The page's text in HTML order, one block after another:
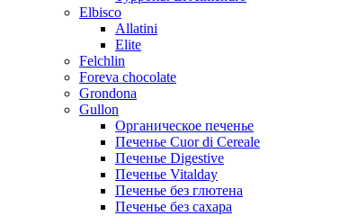
Elbisco
Allatini
Elite
Felchlin
Foreva chocolate
Grondona
Gullon
Органическое печенье
Печенье Cuor di Cereale
Печенье Digestive
Печенье Vitalday
Печенье без глютена
Печенье без сахара